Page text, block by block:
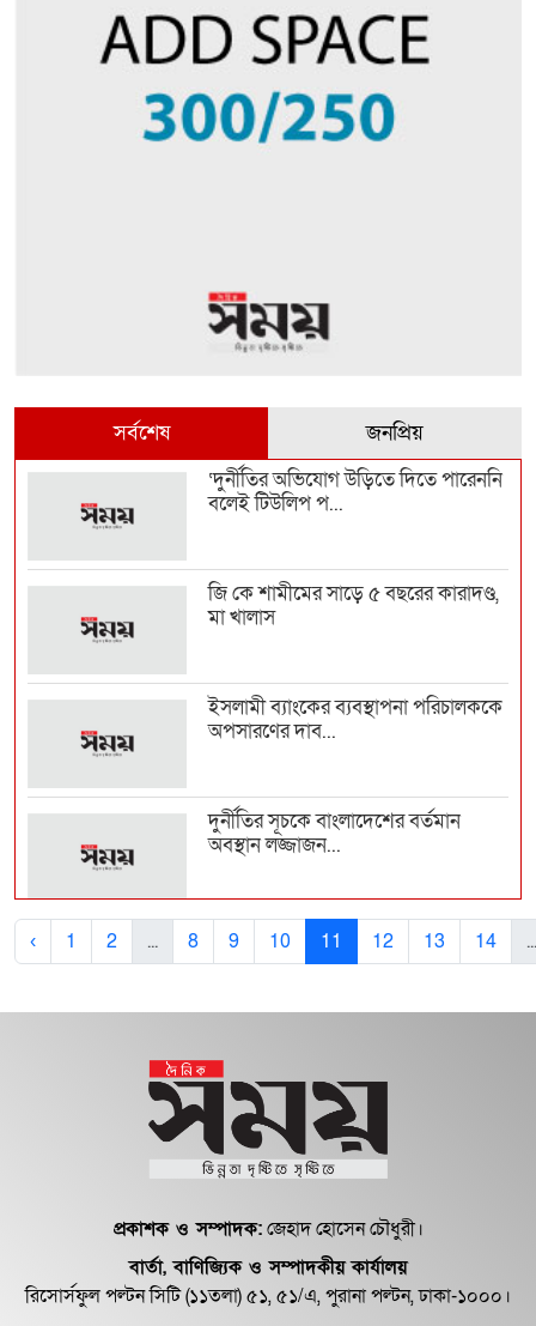
সর্বশেষ
জনপ্রিয়
‘দুর্নীতির অভিযোগ উড়িতে দিতে পারেননি
বলেই টিউলিপ প...
জি কে শামীমের সাড়ে ৫ বছরের কারাদণ্ড,
মা খালাস
ইসলামী ব্যাংকের ব্যবস্থাপনা পরিচালককে
অপসারণের দাব...
দুর্নীতির সূচকে বাংলাদেশের বর্তমান
অবস্থান লজ্জাজন...
দুর্নীতি করে অবসরে গেলেও ছাড় পাবেন
না সরকারি কর্ম...
দুদকের অভিযান
দুদক চেয়ারম্যানের নামে ফেসবুক-
হোয়াটঅ্যাপ আইডি খুলে...
স্ত্রীসহ যাত্রাবাড়ী থানার সাবেক ওসির
দেশত্যাগে নি...
‹ 1 2 ... 8 9 10 11 12 13 14 ...
প্রকাশক ও সম্পাদক:জেহাদ হোসেন চৌধুরী।
বার্তা, বাণিজ্যিক ও সম্পাদকীয় কার্যালয়
রিসোর্সফুল পল্টন সিটি (১১তলা) ৫১, ৫১/এ, পুরানা পল্টন, ঢাকা-১০০০।